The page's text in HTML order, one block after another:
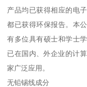
产品均已获得相应的电
都已获得环保报告。本
有多位具有硕士和学士
已在国内、外企业的计
家广泛应用。
无铅锡线成分